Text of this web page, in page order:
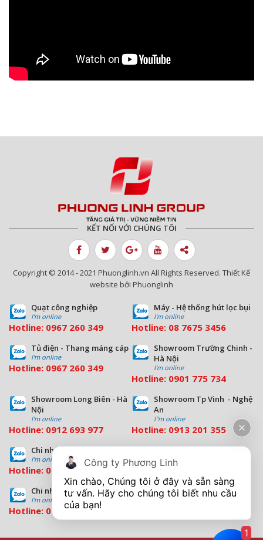
KẾT NỐI VỚI CHÚNG TÔI
Copyright © 2014 - 2021 Phuonglinh.vn All Rights Reserved. Thiết Kế
website bởi Phuonglinh
Quạt công nghiệp
I'm online
Hotline: 0967 260 349
Máy - Hệ thống hút lọc bụi
I'm online
Hotline: 08 7675 3456
Tủ điện - Thang máng cáp
I'm online
Hotline: 0967 260 349
Showroom Trường Chinh -
Hà Nội
I'm online
Hotline: 0901 775 734
Showroom Long Biên - Hà
Nội
I'm online
Hotline: 0912 693 977
Showroom Tp Vinh - Nghệ
An
I''m online
Hotline: 0913 201 355
Chi nhánh Đà Nẵng
I'm online
Hotline: 0963 544 563
Chi nhánh Hồ Chí Minh
I'm online
Hotline:0909 503 696
Chi nhánh Bình Dương
I'm online
Hotline: 0933 569 039
Công ty Phương Linh
Xin chào, Chúng tôi ở đây và sẵn sàng
tư vấn. Hãy cho chúng tôi biết nhu cầu
1